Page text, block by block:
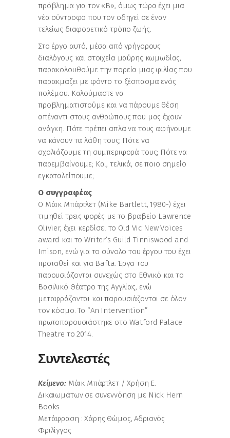
πρόβλημα για τον «Β», όμως τώρα έχει μια
νέα σύντροφο που τον οδηγεί σε έναν
τελείως διαφορετικό τρόπο ζωής.
Στο έργο αυτό, μέσα από γρήγορους
διαλόγους και στοιχεία μαύρης κωμωδίας,
παρακολουθούμε την πορεία μιας φιλίας που
παρακμάζει με φόντο το ξέσπασμα ενός
πολέμου. Καλούμαστε να
προβληματιστούμε και να πάρουμε θέση
απέναντι στους ανθρώπους που μας έχουν
ανάγκη. Πότε πρέπει απλά να τους αφήνουμε
να κάνουν τα λάθη τους; Πότε να
σχολιάζουμε τη συμπεριφορά τους; Πότε να
παρεμβαίνουμε; Και, τελικά, σε ποιο σημείο
εγκαταλείπουμε;
Ο συγγραφέας
Ο Μάικ Μπάρτλετ (Mike Bartlett, 1980-) έχει
τιμηθεί τρεις φορές με το βραβείο Lawrence
Olivier, έχει κερδίσει το Old Vic New Voices
award και το Writer’s Guild Tinniswood and
Imison, ενώ για το σύνολο του έργου του έχει
προταθεί και για Bafta. Έργα του
παρουσιάζονται συνεχώς στο Εθνικό και το
Βασιλικό Θέατρο της Αγγλίας, ενώ
μεταφράζονται και παρουσιάζονται σε όλον
τον κόσμο. Το “An Intervention”
πρωτοπαρουσιάστηκε στο Watford Palace
Theatre το 2014.
Συντελεστές
Κείμενο:Μάικ Μπάρτλετ / Χρήση Ε.
Δικαιωμάτων σε συνεννόηση με Nick Hern
Books
Μετάφραση : Χάρης Θώμος, Αδριανός
Φριλίγγος